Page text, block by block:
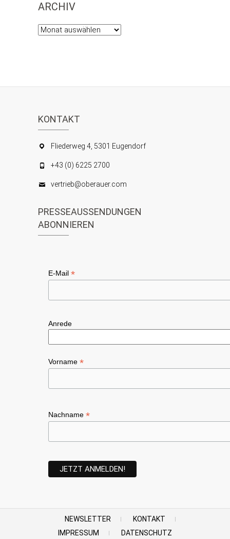
ARCHIV
Archiv
KONTAKT
Fliederweg 4, 5301 Eugendorf
+43 (0) 6225 2700
vertrieb@oberauer.com
PRESSEAUSSENDUNGEN
ABONNIEREN
E-Mail *
Anrede
Vorname *
Nachname *
NEWSLETTER
KONTAKT
IMPRESSUM
DATENSCHUTZ